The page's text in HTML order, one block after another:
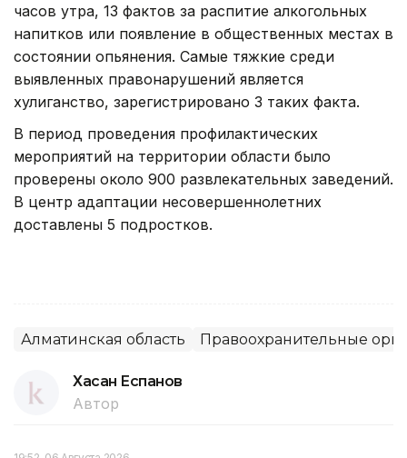
часов утра, 13 фактов за распитие алкогольных
напитков или появление в общественных местах в
состоянии опьянения. Самые тяжкие среди
выявленных правонарушений является
хулиганство, зарегистрировано 3 таких факта.
В период проведения профилактических
мероприятий на территории области было
проверены около 900 развлекательных заведений.
В центр адаптации несовершеннолетних
доставлены 5 подростков.
Алматинская область Правоохранительные
Хасан Еспанов
Автор